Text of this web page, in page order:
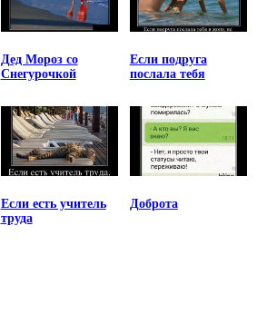
Дед Мороз со
Снегурочкой
Если подруга
послала тебя
Если есть учитель
труда
Доброта